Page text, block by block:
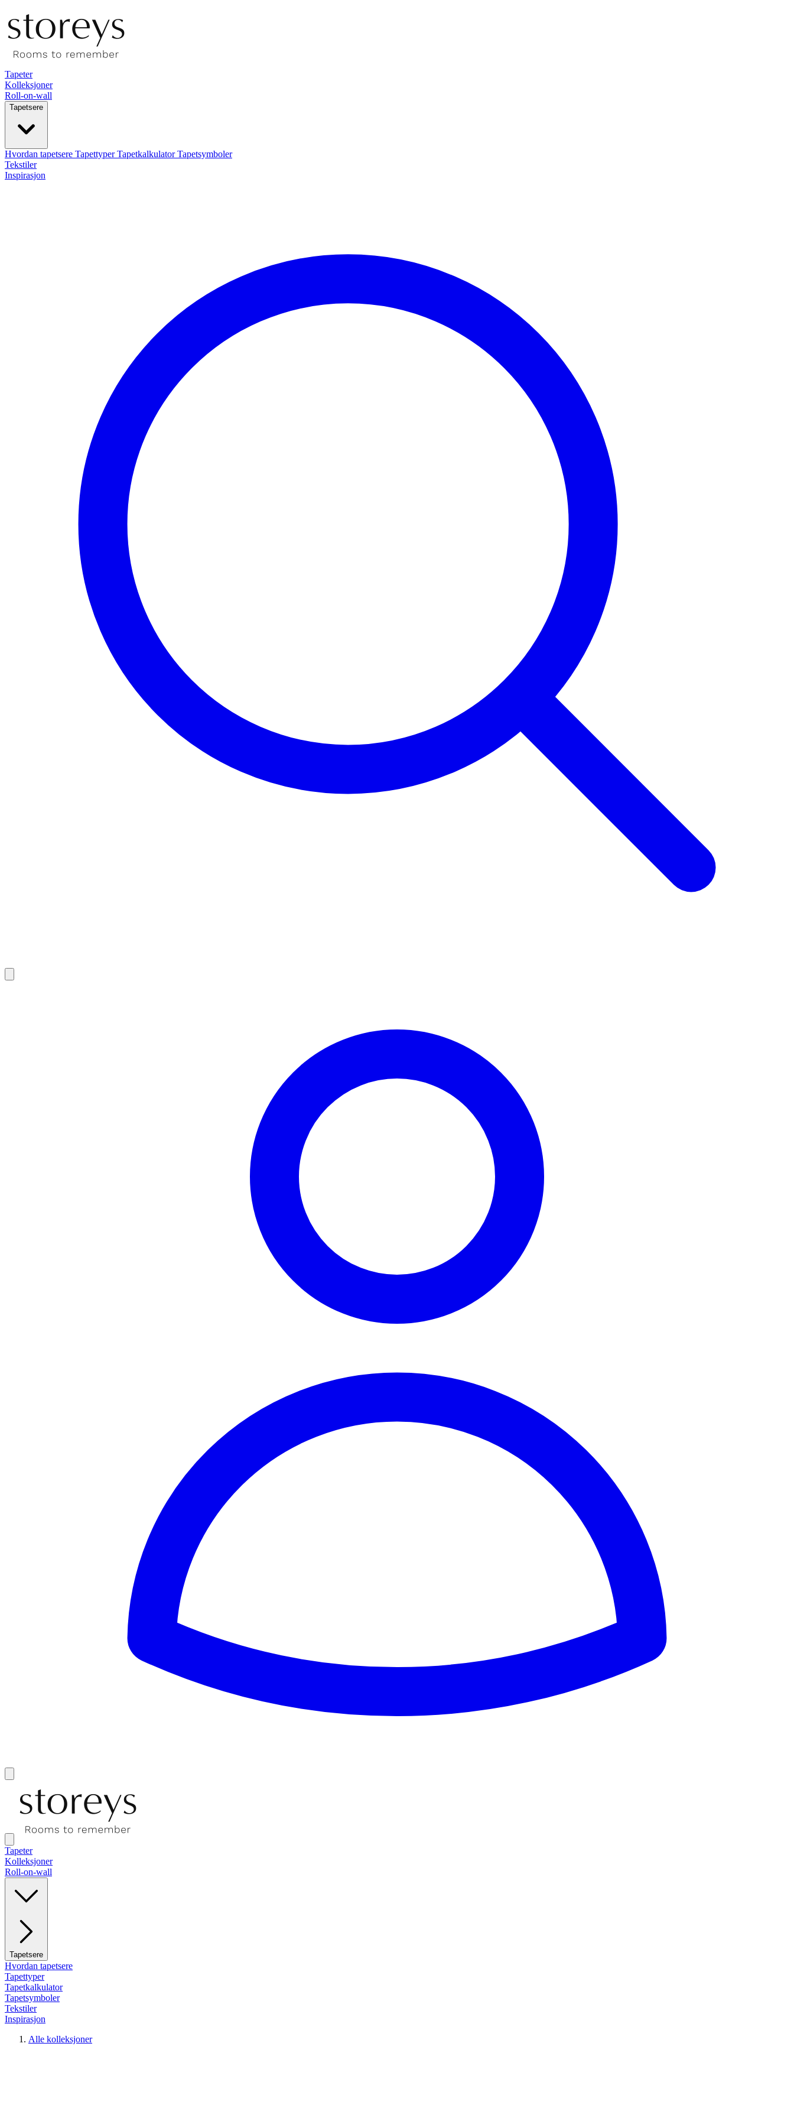
Tapeter
Kolleksjoner
Roll-on-wall
Tapetsere
Hvordan tapetsere TapettyperTapetkalkulatorTapetsymboler
Tekstiler
Inspirasjon
Tapeter
Kolleksjoner
Roll-on-wall
Tapetsere
Hvordan tapetsere
Tapettyper
Tapetkalkulator
Tapetsymboler
Tekstiler
Inspirasjon
Alle kolleksjoner